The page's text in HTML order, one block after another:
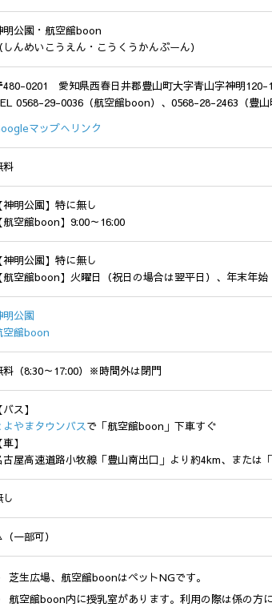
明公園・航空館boon
（しんめいこうえん・こうくうかんぶーん）
480-0201 愛知県西春日井郡豊山町大字青山字神明120-1
0568-29-0036（航空館boon）、0568-28-2463（豊山
マップへリンク
料
【神明公園】特に無し
【航空館boon】9:00～16:00
【神明公園】特に無し
【航空館boon】火曜日（祝日の場合は翌平日）、年末年始
明公園
空館boon
料（8:30～17:00）※時間外は閉門
【バス】
よやまタウンバスで「航空館boon」下車すぐ
【車】
古屋高速道路小牧線「豊山南出口」より約4km、または
し
一部可）
芝生広場、航空館boonはペットNGです。
航空館boon内に授乳室があります。利用の際は係の方